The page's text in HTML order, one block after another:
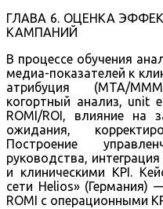
ГЛАВА 6. ОЦЕНКА
КАМПАНИЙ
В процессе обучения
медиа-показателей к
атрибуция (MTA/
когортный анализ, unit
ROMI/ROI, влияние на
ожидания,
Построение
руководства,
и клиническими KPI.
сети Helios» (Германия)
ROMI с операционными